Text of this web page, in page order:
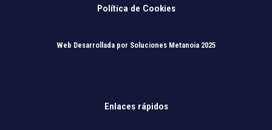
Política de Cookies
Web Desarrollada por Soluciones Metanoia 2025
Enlaces rápidos